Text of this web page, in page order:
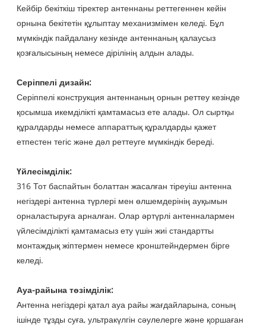
Кейбір бекіткіш тіректер антеннаны реттегеннен кейін
орнына бекітетін құлыптау механизмімен келеді. Бұл
мүмкіндік пайдалану кезінде антеннаның қалаусыз
қозғалысының немесе дірілінің алдын алады.
Серіппелі дизайн:
Серіппелі конструкция антеннаның орнын реттеу кезінде
қосымша икемділікті қамтамасыз ете алады. Ол сыртқы
құралдарды немесе аппараттық құралдарды қажет
етпестен тегіс және дәл реттеуге мүмкіндік береді.
Үйлесімділік:
316 Тот баспайтын болаттан жасалған тіреуіш антенна
негіздері антенна түрлері мен өлшемдерінің ауқымын
орналастыруға арналған. Олар әртүрлі антенналармен
үйлесімділікті қамтамасыз ету үшін жиі стандартты
монтаждық жіптермен немесе кронштейндермен бірге
келеді.
Ауа-райына төзімділік:
Антенна негіздері қатал ауа райы жағдайларына, соның
ішінде тұзды суға, ультракүлгін сәулелерге және қоршаған